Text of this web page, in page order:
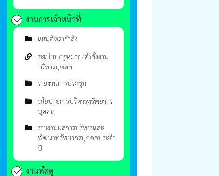
งานการเจ้าหน้าที่
แผนอัตรากำลัง
ระเบียบกฎหมาย/คำสั่งงาน
บริหารบุคคล
รายงานการประชุม
นโยบายการบริหารทรัพยากร
บุคคล
รายงานผลการบริหารและ
พัฒนาทรัพยากรบุคคลประจำ
ปี
งานพัสดุ